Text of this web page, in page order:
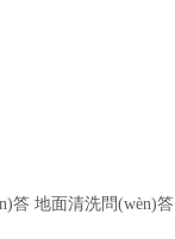
答 地面清洗問(wèn)答